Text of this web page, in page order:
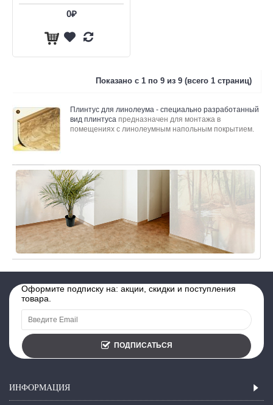
0₽
Показано с 1 по 9 из 9 (всего 1 страниц)
Плинтус для линолеума - специально разработанный
вид плинтуса предназначен для монтажа в
помещениях с линолеумным напольным покрытием.
Оформите подписку на: акции, скидки и поступления
товара.
ПОДПИСАТЬСЯ
ИНФОРМАЦИЯ